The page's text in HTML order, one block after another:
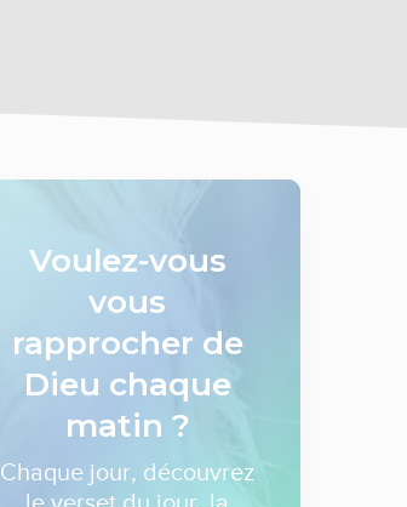
Voulez-vous
vous
rapprocher de
Dieu chaque
matin ?
Chaque jour, découvrez